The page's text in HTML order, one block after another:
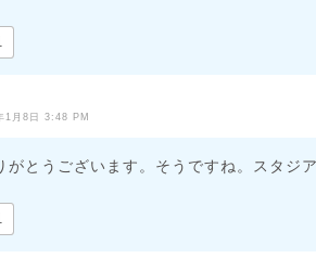
1月8日 3:48 PM
がとうございます。そうですね。スタジ